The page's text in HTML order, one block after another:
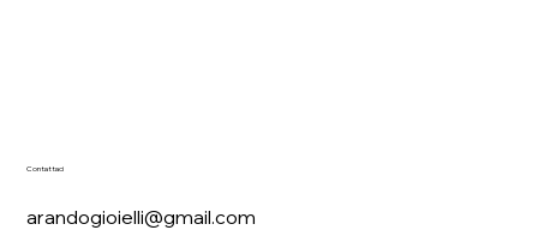
Contattaci
arandogioielli@gmail.com